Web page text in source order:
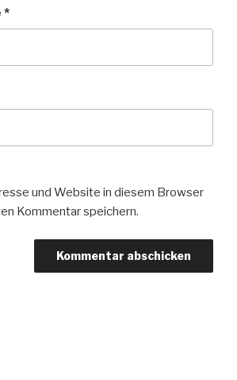
*
und Website in diesem Browser
Kommentar speichern.